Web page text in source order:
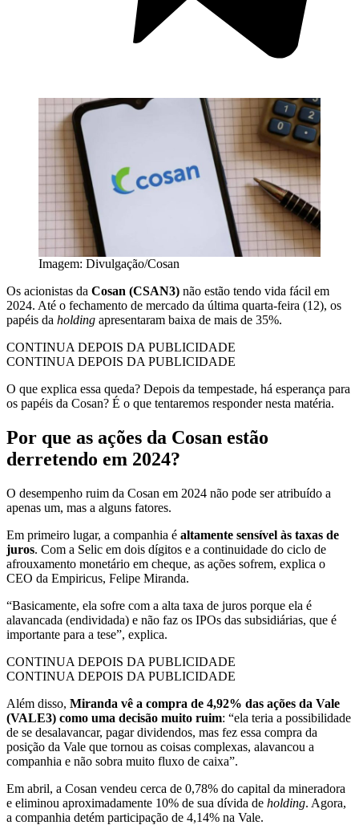
Imagem: Divulgação/Cosan
Os acionistas da Cosan (CSAN3) não estão tendo vida fácil em
2024. Até o fechamento de mercado da última quarta-feira (12), os
papéis da holding apresentaram baixa de mais de 35%.
CONTINUA DEPOIS DA PUBLICIDADE
CONTINUA DEPOIS DA PUBLICIDADE
O que explica essa queda? Depois da tempestade, há esperança para
os papéis da Cosan? É o que tentaremos responder nesta matéria.
Por que as ações da Cosan estão
derretendo em 2024?
O desempenho ruim da Cosan em 2024 não pode ser atribuído a
apenas um, mas a alguns fatores.
Em primeiro lugar, a companhia é altamente sensível às taxas de
juros. Com a Selic em dois dígitos e a continuidade do ciclo de
afrouxamento monetário em cheque, as ações sofrem, explica o
CEO da Empiricus, Felipe Miranda.
“Basicamente, ela sofre com a alta taxa de juros porque ela é
alavancada (endividada) e não faz os IPOs das subsidiárias, que é
importante para a tese”, explica.
CONTINUA DEPOIS DA PUBLICIDADE
CONTINUA DEPOIS DA PUBLICIDADE
Além disso, Miranda vê a compra de 4,92% das ações da Vale
(VALE3) como uma decisão muito ruim: “ela teria a possibilidade
de se desalavancar, pagar dividendos, mas fez essa compra da
posição da Vale que tornou as coisas complexas, alavancou a
companhia e não sobra muito fluxo de caixa”.
Em abril, a Cosan vendeu cerca de 0,78% do capital da mineradora
e eliminou aproximadamente 10% de sua dívida de holding. Agora,
a companhia detém participação de 4,14% na Vale.